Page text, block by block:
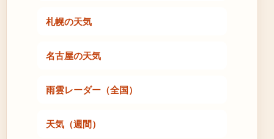
札幌の天気
名古屋の天気
雨雲レーダー（全国）
天気（週間）